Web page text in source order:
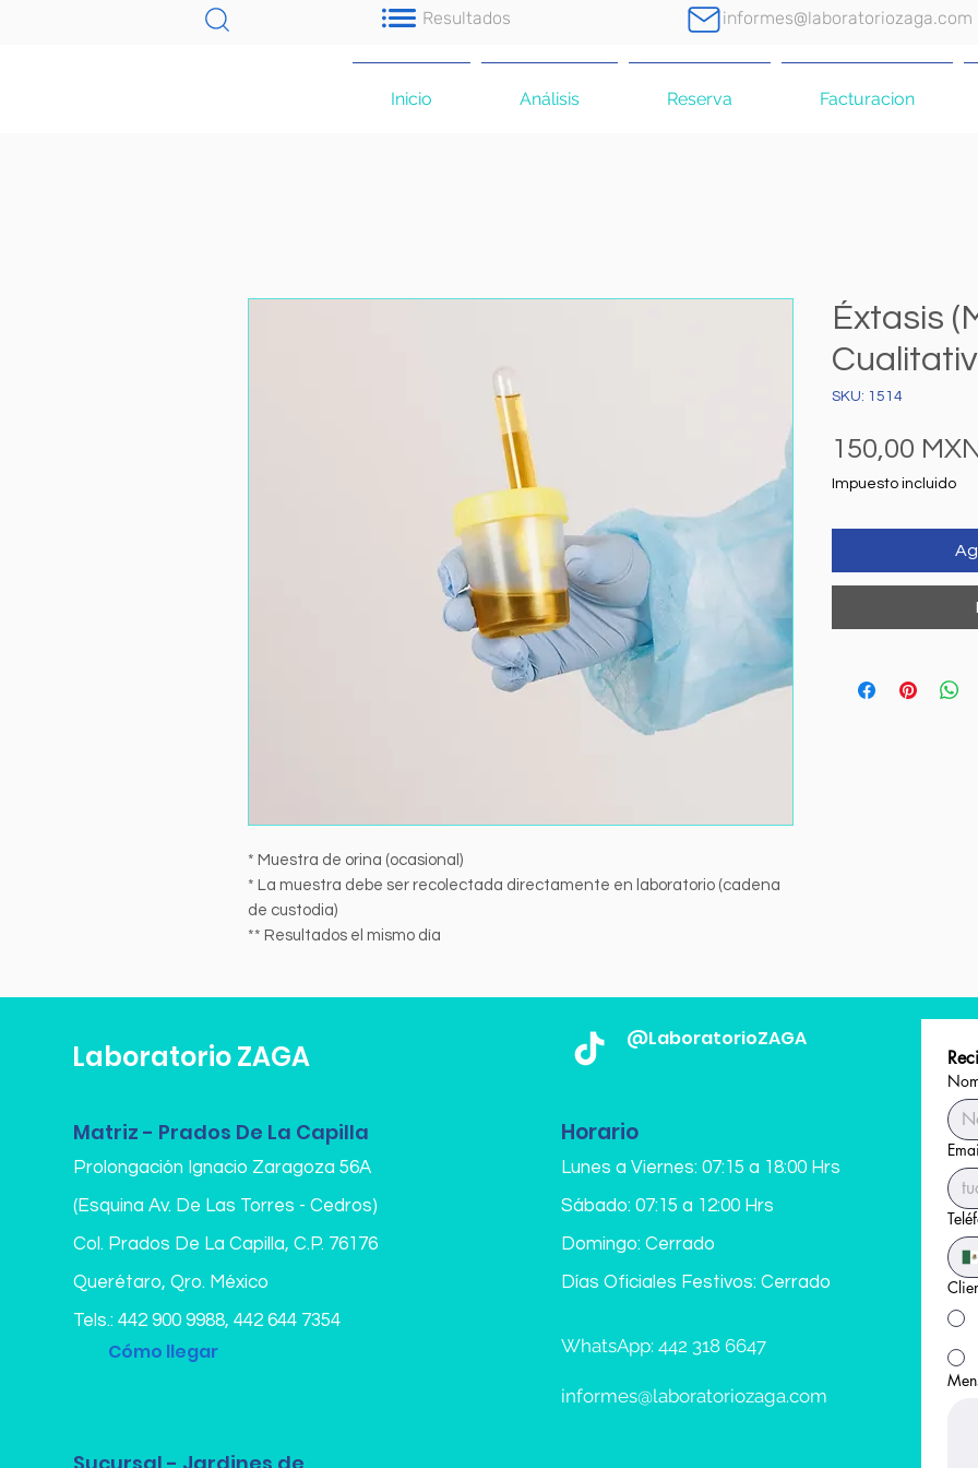
Resultados informes@laboratoriozaga.com
Inicio Análisis Reserva Facturacion
* Muestra de orina (ocasional)
* La muestra debe ser recolectada directamente en laboratorio (cadena
de custodia)
** Resultados el mismo día
Éxtasis
SKU: 1514
150,00
Impuesto incluido
Laboratorio ZAGA
Matriz - Prados De La Capilla
Prolongación Ignacio Zaragoza 56A
(Esquina Av. De Las Torres - Cedros)
Col. Prados De La Capilla, C.P. 76176
Querétaro, Qro. México
Tels.: 442 900 9988, 442 644 7354
Cómo llegar
Horario
Lunes a Viernes: 07:15 a 18:00 Hrs
Sábado: 07:15 a 12:00 Hrs
Domingo: Cerrado
Días Oficiales Festivos: Cerrado
WhatsApp: 442 318 6647
informes@laboratoriozaga.com
@LaboratorioZAGA